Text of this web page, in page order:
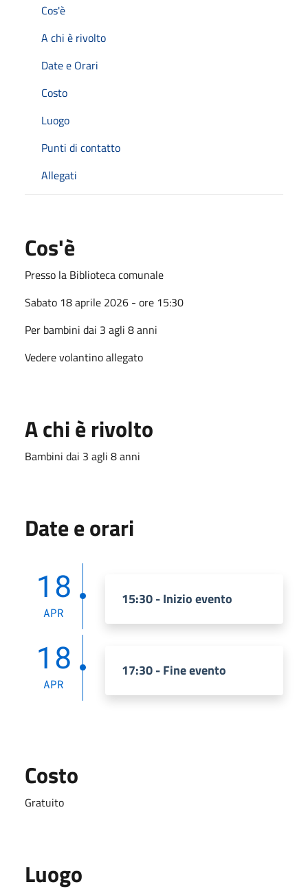
Cos'è
A chi è rivolto
Date e Orari
Costo
Luogo
Punti di contatto
Allegati
Cos'è
Presso la Biblioteca comunale
Sabato 18 aprile 2026 - ore 15:30
Per bambini dai 3 agli 8 anni
Vedere volantino allegato
A chi è rivolto
Bambini dai 3 agli 8 anni
Date e orari
18
APR
15:30 - Inizio evento
18
APR
17:30 - Fine evento
Costo
Gratuito
Luogo